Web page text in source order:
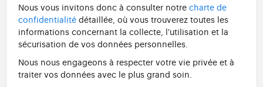
Nous vous invitons donc à consulter notre charte de
confidentialité détaillée, où vous trouverez toutes les
informations concernant la collecte, l'utilisation et la
sécurisation de vos données personnelles.
Nous nous engageons à respecter votre vie privée et à
traiter vos données avec le plus grand soin.